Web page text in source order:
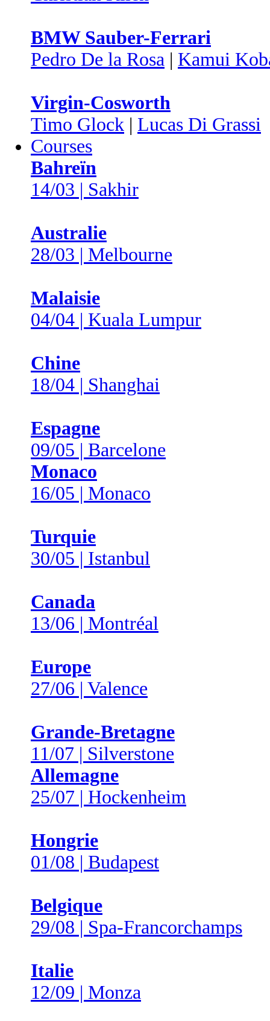
BMW Sauber-Ferrari
Pedro De la Rosa | Kamui
Virgin-Cosworth
Timo Glock | Lucas Di Grassi
Courses
Bahreïn
14/03 | Sakhir
Australie
28/03 | Melbourne
Malaisie
04/04 | Kuala Lumpur
Chine
18/04 | Shanghai
Espagne
09/05 | Barcelone
Monaco
16/05 | Monaco
Turquie
30/05 | Istanbul
Canada
13/06 | Montréal
Europe
27/06 | Valence
Grande-Bretagne
11/07 | Silverstone
Allemagne
25/07 | Hockenheim
Hongrie
01/08 | Budapest
Belgique
29/08 | Spa-Francorchamps
Italie
12/09 | Monza